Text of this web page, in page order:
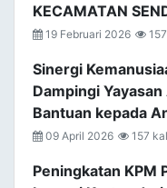
KECAMATAN
19 Februari 2026
Sinergi
Dampingi
Bantuan kepada
09 April 2026 157
Peningkatan KPM